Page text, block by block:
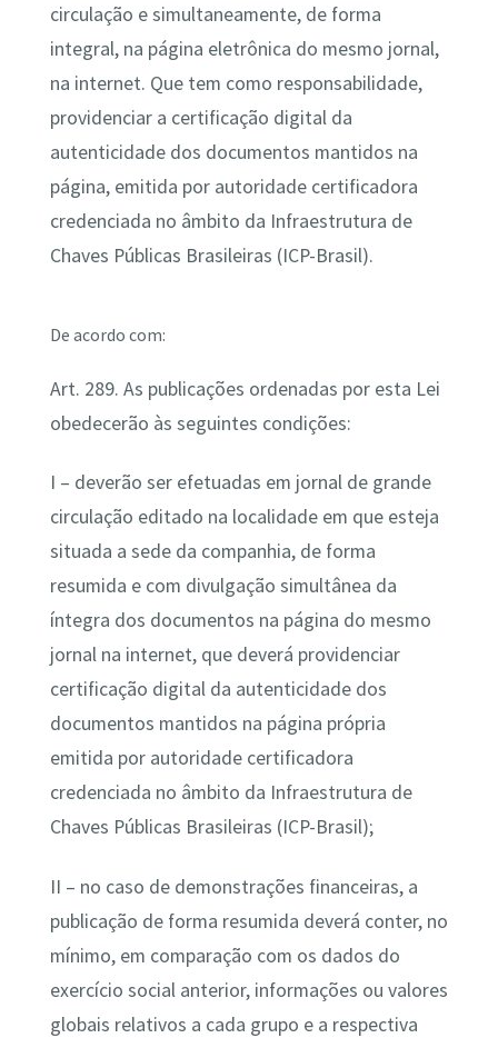
circulação e simultaneamente, de forma
integral, na página eletrônica do mesmo jornal,
na internet. Que tem como responsabilidade,
providenciar a certificação digital da
autenticidade dos documentos mantidos na
página, emitida por autoridade certificadora
credenciada no âmbito da Infraestrutura de
Chaves Públicas Brasileiras (ICP-Brasil).
De acordo com:
Art. 289. As publicações ordenadas por esta Lei
obedecerão às seguintes condições:
I – deverão ser efetuadas em jornal de grande
circulação editado na localidade em que esteja
situada a sede da companhia, de forma
resumida e com divulgação simultânea da
íntegra dos documentos na página do mesmo
jornal na internet, que deverá providenciar
certificação digital da autenticidade dos
documentos mantidos na página própria
emitida por autoridade certificadora
credenciada no âmbito da Infraestrutura de
Chaves Públicas Brasileiras (ICP-Brasil);
II – no caso de demonstrações financeiras, a
publicação de forma resumida deverá conter, no
mínimo, em comparação com os dados do
exercício social anterior, informações ou valores
globais relativos a cada grupo e a respectiva